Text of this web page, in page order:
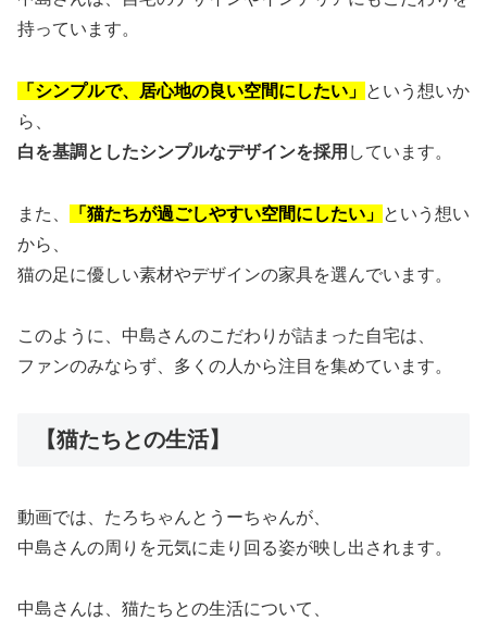
持っています。
「シンプルで、居心地の良い空間にしたい」 という想いか
ら、
白を基調としたシンプルなデザインを採用 しています。
また、 「猫たちが過ごしやすい空間にしたい」 という想い
から、
猫の足に優しい素材やデザインの家具を選んでいます。
このように、中島さんのこだわりが詰まった自宅は、
ファンのみならず、多くの人から注目を集めています。
【猫たちとの生活】
動画では、たろちゃんとうーちゃんが、
中島さんの周りを元気に走り回る姿が映し出されます。
中島さんは、猫たちとの生活について、